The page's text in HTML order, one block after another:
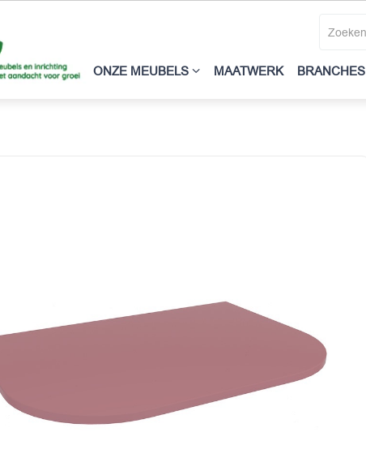
ONZE MEUBELS MAATWERK BRANCHES